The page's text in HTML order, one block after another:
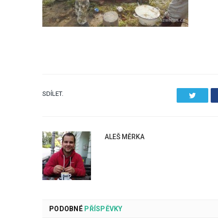
SDÍLET.
ALEŠ MĚRKA
PODOBNÉPŘÍSPĚVKY